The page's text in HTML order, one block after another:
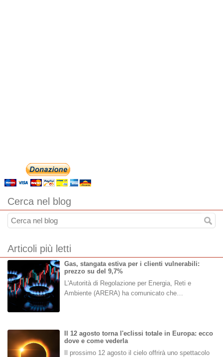
Cerca nel blog
Articoli più letti
Gas, stangata estiva per i clienti vulnerabili:
prezzo su del 9,7%
L'Autorità di Regolazione per Energia, Reti e
Ambiente (ARERA) ha comunicato che…
Il 12 agosto torna l'eclissi totale in Europa: ecco
dove e come vederla
Il prossimo 12 agosto il cielo offrirà uno spettacolo